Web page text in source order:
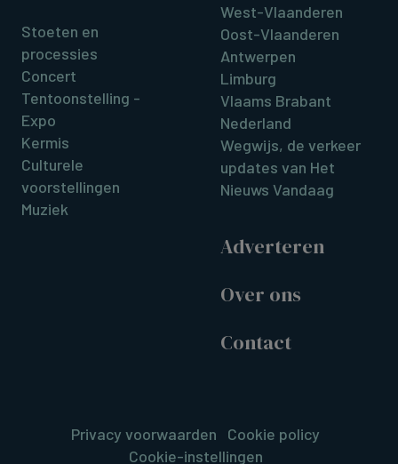
Stoeten en
processies
Concert
Tentoonstelling -
Expo
Kermis
Culturele
voorstellingen
Muziek
West-Vlaanderen
Oost-Vlaanderen
Antwerpen
Limburg
Vlaams Brabant
Nederland
Wegwijs, de verkeer
updates van Het
Nieuws Vandaag
Adverteren
Over ons
Contact
Privacy voorwaarden
Cookie policy
Cookie-instellingen